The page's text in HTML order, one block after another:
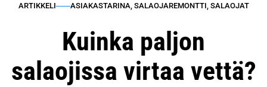
ARTIKKELI ASIAKASTARINA, SALAOJAREMONTTI, SALAOJAT
Kuinka paljon
salaojissa virtaa vettä?